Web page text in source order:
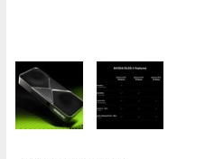
ソコン